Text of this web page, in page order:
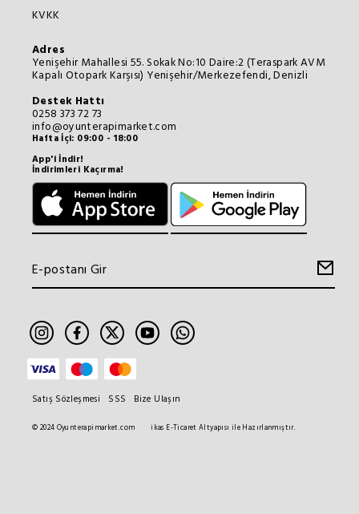
KVKK
Adres
Yenişehir Mahallesi 55. Sokak No:10 Daire:2 (Teraspark AVM
Kapalı Otopark Karşısı) Yenişehir/Merkezefendi, Denizli
Destek Hattı
0258 373 72 73
info@oyunterapimarket.com
Hafta İçi: 09:00 - 18:00
App'i İndir!
İndirimleri Kaçırma!
© 2024 Oyunterapimarket.com ikas E-Ticaret Altyapısı ile Hazırlanmıştır.
Satış Sözleşmesi SSS Bize Ulaşın